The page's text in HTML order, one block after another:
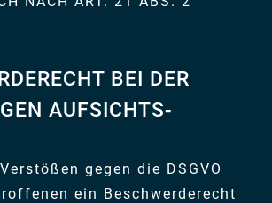
BEI DER
AUFSICHTS­
gegen die DSGVO
ein Beschwerderecht